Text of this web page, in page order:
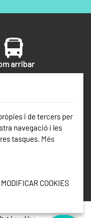
arribar
i de tercers per
navegació i les
tasques. Més
MODIFICAR COOKIES